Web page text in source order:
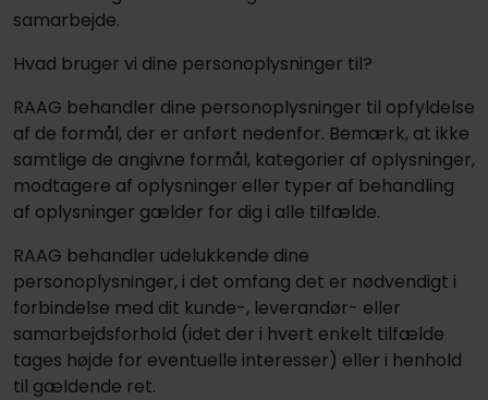
samarbejde.
Hvad bruger vi dine personoplysninger til?
RAAG behandler dine personoplysninger til opfyldelse
af de formål, der er anført nedenfor. Bemærk, at ikke
samtlige de angivne formål, kategorier af oplysninger,
modtagere af oplysninger eller typer af behandling
af oplysninger gælder for dig i alle tilfælde.
RAAG behandler udelukkende dine
personoplysninger, i det omfang det er nødvendigt i
forbindelse med dit kunde-, leverandør- eller
samarbejdsforhold (idet der i hvert enkelt tilfælde
tages højde for eventuelle interesser) eller i henhold
til gældende ret.